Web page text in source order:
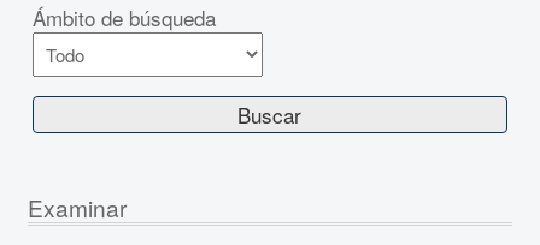
Ámbito de búsqueda
Examinar